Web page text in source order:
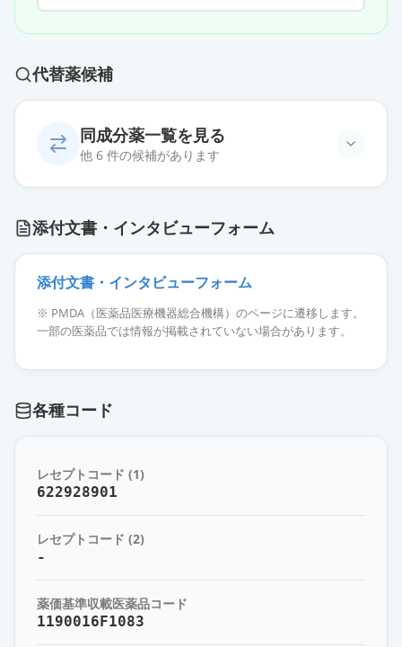
代替薬候補
同成分薬一覧を見る
他 6 件の候補があります
薬価 16.40 円
ラメルテオン錠8mg「サワイ」
薬価 16.40 円
ラメルテオン錠8mg「武田テバ」
ラメルテオン錠8mg「杏林」
ロゼレム錠8mg
添付文書・インタビューフォーム
添付文書・インタビューフォーム
※ PMDA（医薬品医療機器総合機構）のページに遷移します。
一部の医薬品では情報が掲載されていない場合があります。
各種コード
レセプトコード (1)
622928901
レセプトコード (2)
-
薬価基準収載医薬品コード
1190016F1083